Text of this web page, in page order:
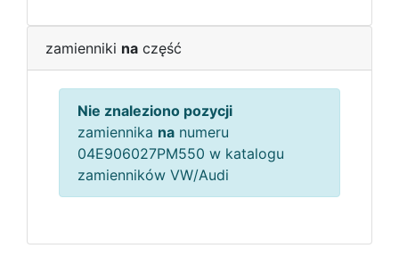
zamienniki na część
Nie znaleziono pozycji
zamiennika na numeru
04E906027PM550 w katalogu
zamienników VW/Audi